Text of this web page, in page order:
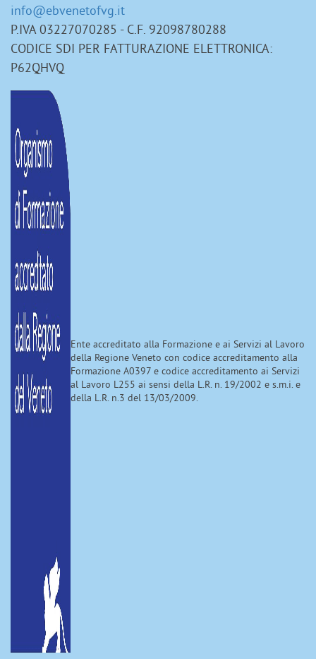
info@ebvenetofvg.it
P.IVA 03227070285 - C.F. 92098780288
CODICE SDI PER FATTURAZIONE ELETTRONICA:
P62QHVQ
Ente accreditato alla Formazione e ai Servizi al Lavoro
della Regione Veneto con codice accreditamento alla
Formazione A0397 e codice accreditamento ai Servizi
al Lavoro L255 ai sensi della L.R. n. 19/2002 e s.m.i. e
della L.R. n.3 del 13/03/2009.